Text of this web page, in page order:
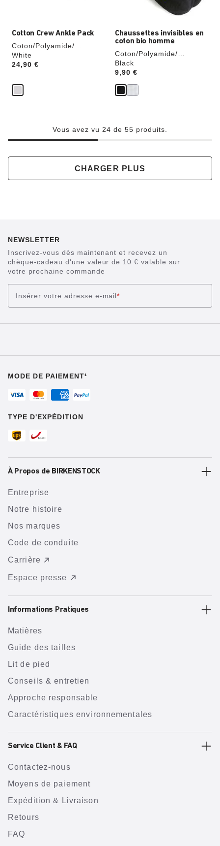
Cotton Crew Ankle Pack
Coton/Polyamide/
Élasthanne
White
Price:
24,90 €
Chaussettes invisibles en
coton bio homme
Coton/Polyamide/
Élasthanne
Black
Price:
9,90 €
Vous avez vu 24 de 55 produits.
CHARGER PLUS
NEWSLETTER
Inscrivez-vous dès maintenant et recevez un
chèque-cadeau d'une valeur de 10 € valable sur
votre prochaine commande
Insérer votre adresse e-mail*
MODE DE PAIEMENT¹
TYPE D'EXPÉDITION
À Propos de BIRKENSTOCK
Entreprise
Notre histoire
Nos marques
Code de conduite
Carrière
Espace presse
Informations Pratiques
Matières
Guide des tailles
Lit de pied
Conseils & entretien
Approche responsable
Caractéristiques environnementales
Service Client & FAQ
Contactez-nous
Moyens de paiement
Expédition & Livraison
Retours
FAQ